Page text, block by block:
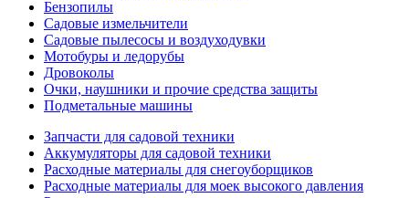
Бензопилы
Садовые измельчители
Садовые пылесосы и воздуходувки
Мотобуры и ледорубы
Дровоколы
Очки, наушники и прочие средства защиты
Подметальные машины
Запчасти для садовой техники
Аккумуляторы для садовой техники
Расходные материалы для снегоуборщиков
Расходные материалы для моек высокого давления